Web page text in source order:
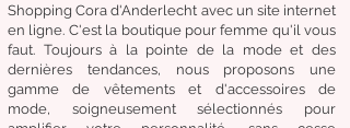
Shopping Cora d'Anderlecht avec un site internet
en ligne. C'est la boutique pour femme qu'il vous
faut. Toujours à la pointe de la mode et des
dernières tendances, nous proposons une
gamme de vêtementset d'accessoires de
mode,
soigneusementsélectionnés pour